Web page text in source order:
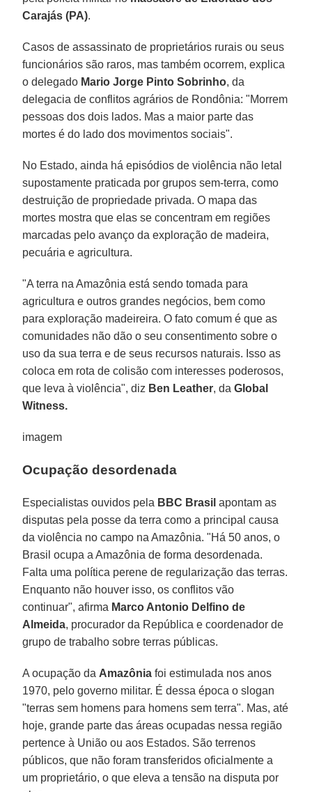
Carajás (PA).
Casos de assassinato de proprietários rurais ou seus
funcionários são raros, mas também ocorrem, explica
o delegado Mario Jorge Pinto Sobrinho, da
delegacia de conflitos agrários de Rondônia: "Morrem
pessoas dos dois lados. Mas a maior parte das
mortes é do lado dos movimentos sociais".
No Estado, ainda há episódios de violência não letal
supostamente praticada por grupos sem-terra, como
destruição de propriedade privada. O mapa das
mortes mostra que elas se concentram em regiões
marcadas pelo avanço da exploração de madeira,
pecuária e agricultura.
"A terra na Amazônia está sendo tomada para
agricultura e outros grandes negócios, bem como
para exploração madeireira. O fato comum é que as
comunidades não dão o seu consentimento sobre o
uso da sua terra e de seus recursos naturais. Isso as
coloca em rota de colisão com interesses poderosos,
que leva à violência", diz Ben Leather, daGlobal
Witness.
imagem
Ocupação desordenada
Especialistas ouvidos pela BBC Brasil apontam as
disputas pela posse da terra como a principal causa
da violência no campo na Amazônia. "Há 50 anos, o
Brasil ocupa a Amazônia de forma desordenada.
Falta uma política perene de regularização das terras.
Enquanto não houver isso, os conflitos vão
continuar", afirma Marco Antonio Delfino de
Almeida, procurador da República e coordenador de
grupo de trabalho sobre terras públicas.
A ocupação da Amazônia foi estimulada nos anos
1970, pelo governo militar. É dessa época o slogan
"terras sem homens para homens sem terra". Mas, até
hoje, grande parte das áreas ocupadas nessa região
pertence à União ou aos Estados. São terrenos
públicos, que não foram transferidos oficialmente a
um proprietário, o que eleva a tensão na disputa por